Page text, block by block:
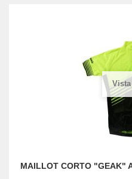
MAILLOT CORTO "GEAK"